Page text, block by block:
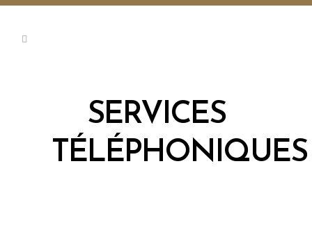
SERVICES
TÉLÉPHONIQUES